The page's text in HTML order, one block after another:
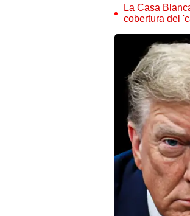
La Casa
cobertura del